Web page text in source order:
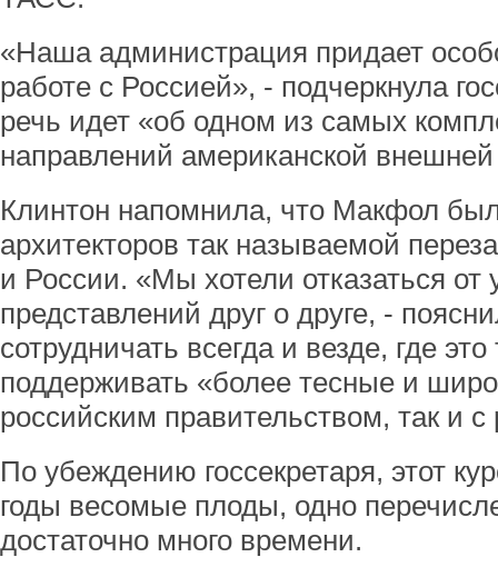
«Наша администрация придает
работе с Россией», - подчеркнула
речь идет «об одном из самых
направлений американской
Клинтон напомнила, что Макфол
архитекторов так называемой
и России. «Мы хотели отказаться от
представлений друг о друге, -
сотрудничать всегда и везде, где
поддерживать «более тесные и
российским правительством, так и
По убеждению госсекретаря, этот
годы весомые плоды, одно
достаточно много времени.